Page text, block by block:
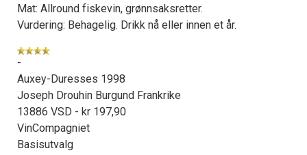
Mat: Allround fiskevin, grønnsaksretter.
Vurdering: Behagelig. Drikk nå eller innen et år.
-
Auxey-Duresses 1998
Joseph Drouhin Burgund Frankrike
13886 VSD - kr 197,90
VinCompagniet
Basisutvalg